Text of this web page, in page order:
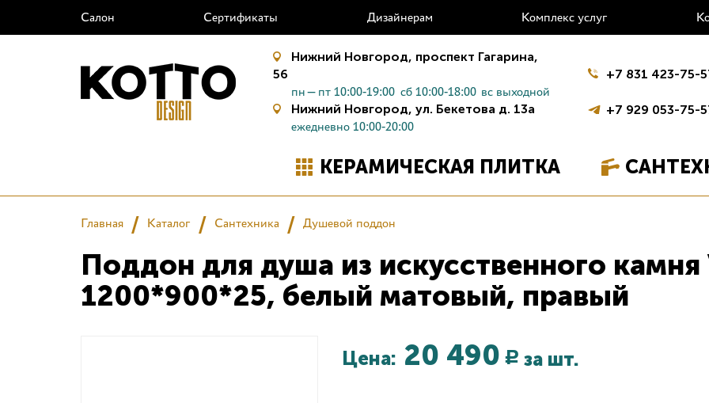
Салон Сертификаты Дизайнерам Комплекс услуг
Нижний Новгород, проспект Гагарина,
56
пн—пт 10:00-19:00 сб 10:00-18:00 вс выходной
Нижний Новгород, ул. Бекетова д. 13а
ежедневно 10:00-20:00
+7 831 423-75-
+7 929 053-75-
КЕРАМИЧЕСКАЯ ПЛИТКА
Главная Каталог Сантехника Душевой поддон
Поддон для душа из искусственного камня
1200*900*25, белый матовый, правый
Цена: 20 490 Р за шт.